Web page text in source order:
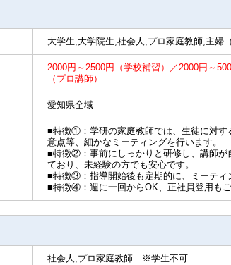
大学生,大学院生,社会人,プロ家庭教師,主婦（
2000円～2500円（学校補習）／2000円～
（プロ講師）
愛知県全域
■特徴①：学研の家庭教師では、生徒に対す
意点等、細かなミーティングを行います。
■特徴②：事前にしっかりと研修し、講師が
ており、未経験の方でも安心です。
■特徴③：指導開始後も定期的に、ミーティ
■特徴④：週に一回からOK、正社員登用もご
社会人,プロ家庭教師 ※学生不可